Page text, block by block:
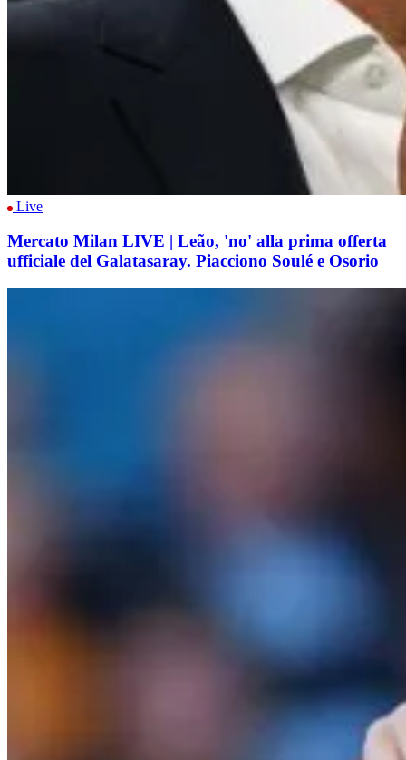
Live
Mercato Milan LIVE | Leão, 'no' alla prima offerta
ufficiale del Galatasaray. Piacciono Soulé e Osorio